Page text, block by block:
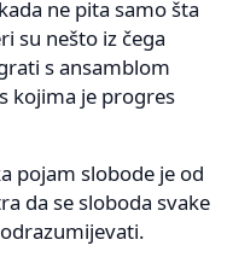
ne pita samo šta
su nešto iz čega
s ansamblom
kojima je progres
pojam slobode je od
da se sloboda svake